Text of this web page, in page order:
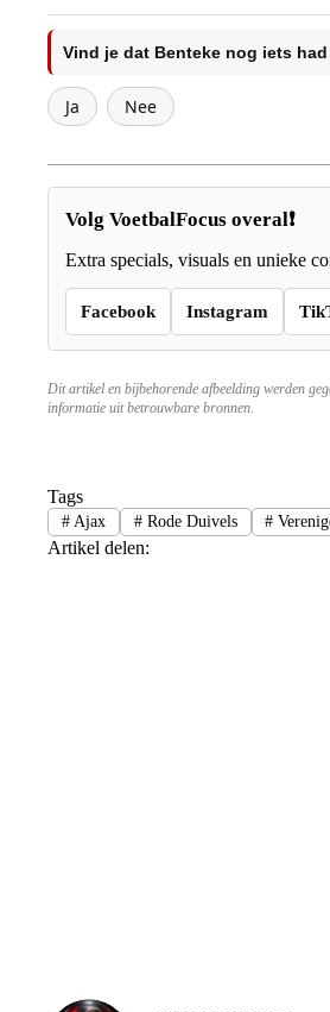
Vind je dat Benteke nog iets
Ja Nee
Volg VoetbalFocus overal❗
Extra specials, visuals en unieke
Facebook Instagram
Dit artikel en bijbehorende afbeelding werden
informatie uit betrouwbare bronnen.
Tags
#Ajax #Rode Duivels #
Artikel delen: